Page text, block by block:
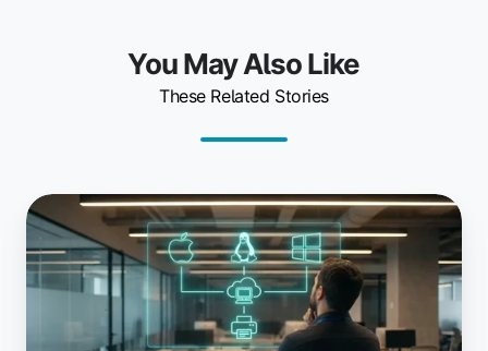
You May Also Like
These Related Stories
I
client
macOS
e
possono